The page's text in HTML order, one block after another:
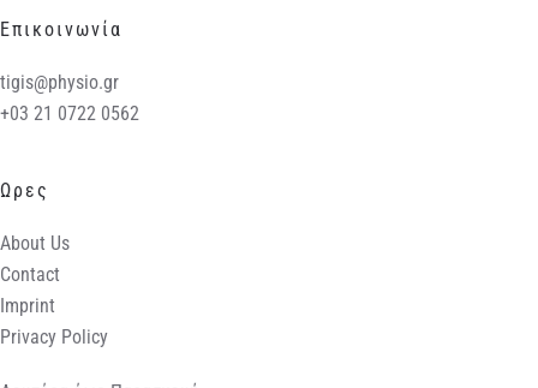
Επικοινωνία
tigis@physio.gr
+03 21 0722 0562
Ωρες
About Us
Contact
Imprint
Privacy Policy